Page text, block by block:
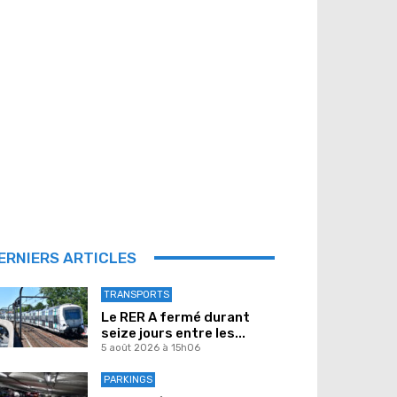
ARTICLES
TRANSPORTS
Le RER A fermé durant
seize jours entre les...
5 août 2026 à 15h06
PARKINGS